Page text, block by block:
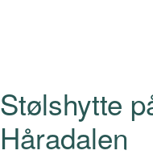
Stølshytte
Håradalen